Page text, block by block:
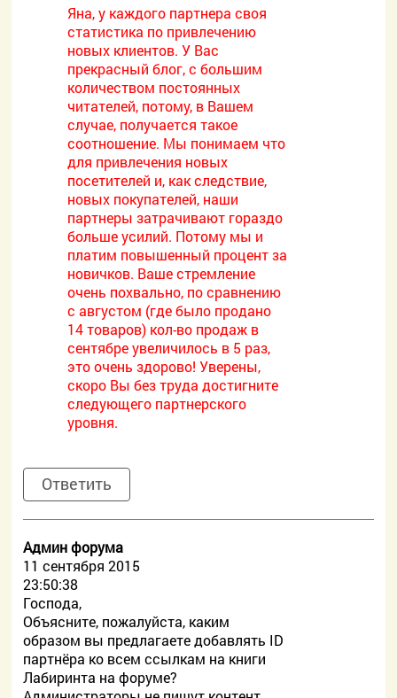
Яна, у каждого партнера своя
статистика по привлечению
новых клиентов. У Вас
прекрасный блог, с большим
количеством постоянных
читателей, потому, в Вашем
случае, получается такое
соотношение. Мы понимаем что
для привлечения новых
посетителей и, как следствие,
новых покупателей, наши
партнеры затрачивают гораздо
больше усилий. Потому мы и
платим повышенный процент за
новичков. Ваше стремление
очень похвально, по сравнению
с августом (где было продано
14 товаров) кол-во продаж в
сентябре увеличилось в 5 раз,
это очень здорово! Уверены,
скоро Вы без труда достигните
следующего партнерского
уровня.
Ответить
Админ форума
11 сентября 2015
23:50:38
Господа,
Объясните, пожалуйста, каким
образом вы предлагаете добавлять ID
партнёра ко всем ссылкам на книги
Лабиринта на форуме?